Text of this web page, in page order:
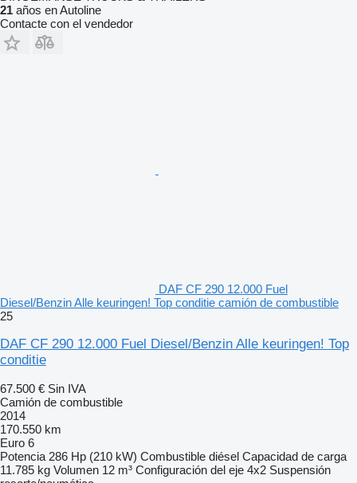
21 años en Autoline
Contacte con el vendedor
DAF CF 290 12.000 Fuel
Diesel/Benzin Alle keuringen! Top conditie camión de combustible
25
DAF CF 290 12.000 Fuel Diesel/Benzin Alle keuringen! Top
conditie
67.500 € Sin IVA
Camión de combustible
2014
170.550 km
Euro 6
Potencia 286 Hp (210 kW) Combustible diésel Capacidad de carga
11.785 kg Volumen 12 m³ Configuración del eje 4x2 Suspensión